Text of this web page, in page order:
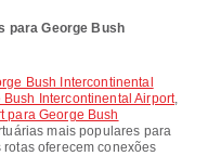
para George Bush
Intercontinental Airport,
para George Bush
mais populares para
oferecem conexões